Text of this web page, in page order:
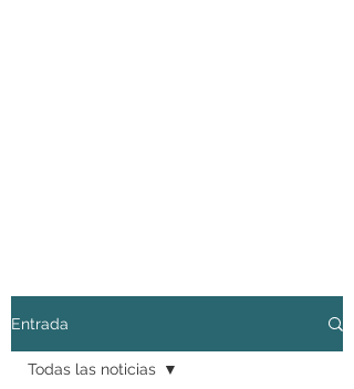
Entrada
Todas las noticias